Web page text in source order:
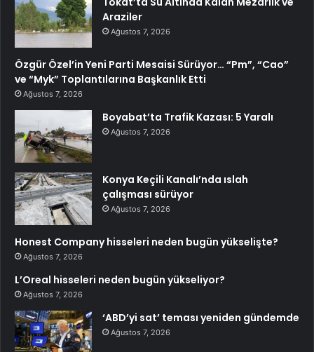
Araziler
Ağustos 7, 2026
Özgür Özel’in Yeni Parti Mesaisi Sürüyor… “Pm”, “Cao”
ve “Myk” Toplantılarına Başkanlık Etti
Ağustos 7, 2026
Boyabat’ta Trafik Kazası: 5 Yaralı
Ağustos 7, 2026
Konya Keçili Kanalı’nda ıslah
çalışması sürüyor
Ağustos 7, 2026
Honest Company hisseleri neden bugün yükselişte?
Ağustos 7, 2026
L’Oreal hisseleri neden bugün yükseliyor?
Ağustos 7, 2026
‘ABD’yi sat’ teması yeniden gündemde
Ağustos 7, 2026